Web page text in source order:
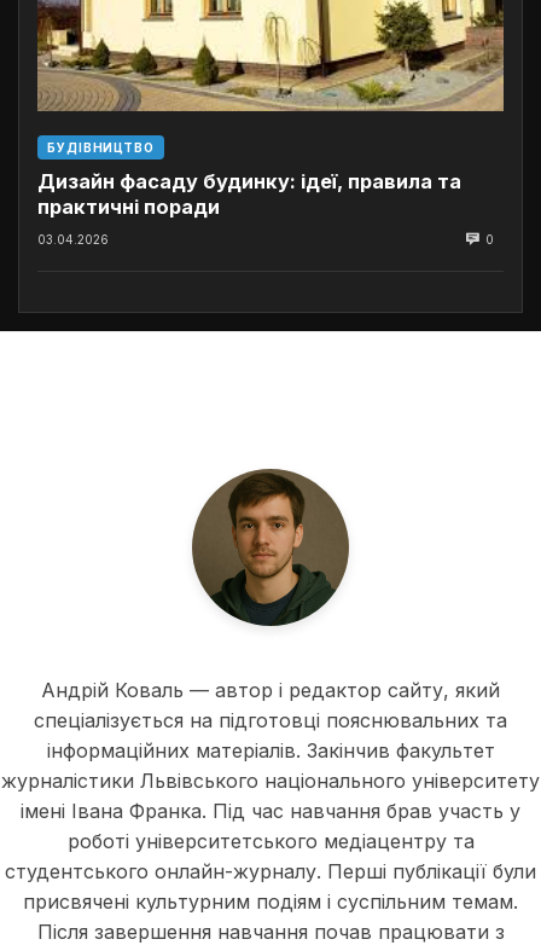
БУДІВНИЦТВО
Дизайн фасаду будинку: ідеї, правила та
практичні поради
03.04.2026 0
Андрій Коваль — автор і редактор сайту, який
спеціалізується на підготовці пояснювальних та
інформаційних матеріалів. Закінчив факультет
журналістики Львівського національного університету
імені Івана Франка. Під час навчання брав участь у
роботі університетського медіацентру та
студентського онлайн-журналу. Перші публікації були
присвячені культурним подіям і суспільним темам.
Після завершення навчання почав працювати з